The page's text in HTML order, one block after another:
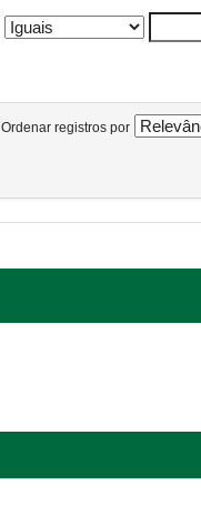
Ordenar registros por